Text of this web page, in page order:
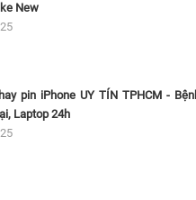
New
pin iPhone UY TÍN TPHCM -
Laptop 24h